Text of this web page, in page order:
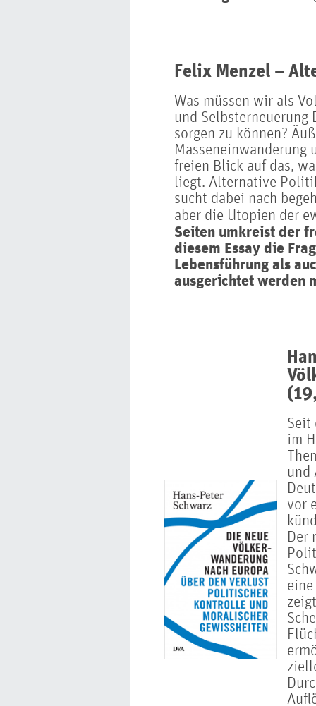
Felix Menzel –
Was müssen wir als
und Selbsterneuerung
sorgen zu können?
Masseneinwanderung
freien Blick auf das,
liegt. Alternative
sucht dabei nach
aber die Utopien der
Seiten umkreist der
diesem Essay die
Lebensführung als
ausgerichtet werden
Seit
im
und
vor
Der